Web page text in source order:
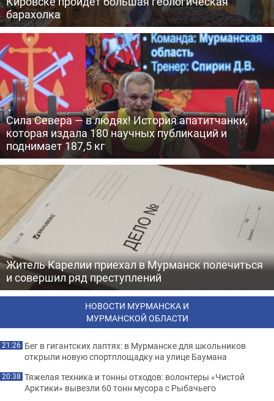
барахолка
Сила Севера — в людях! История апатитчанки,
которая издала 180 научных публикаций и
поднимает 187,5 кг
Житель Карелии приехал в Мурманск полечиться
и совершил ряд преступлений
НОВОСТИ МУРМАНСКА И
МУРМАНСКОЙ ОБЛАСТИ
21:26 Бег в гигантских лаптях: в Мурманске для школьников
открыли новую спортплощадку на улице Баумана
20:38 Тяжелая техника и тонны отходов: волонтеры «Чистой
Арктики» вывезли 60 тонн мусора с Рыбачьего